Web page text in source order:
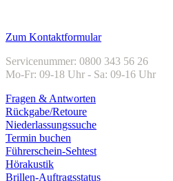
Zum Kontaktformular
Servicenummer: 0800 343 56 26
Mo-Fr: 09-18 Uhr - Sa: 09-16 Uhr
Fragen & Antworten
Rückgabe/Retoure
Niederlassungssuche
Termin buchen
Führerschein-Sehtest
Hörakustik
Brillen-Auftragsstatus